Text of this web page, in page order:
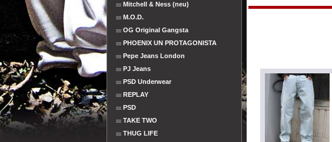
Mitchell & Ness (neu)
M.O.D.
OG Original Gangsta
PHOENIX UN PROTAGONISTA
Pepe Jeans London
PJ Jeans
PSD Underwear
REPLAY
PSD
TAKE TWO
THUG LIFE